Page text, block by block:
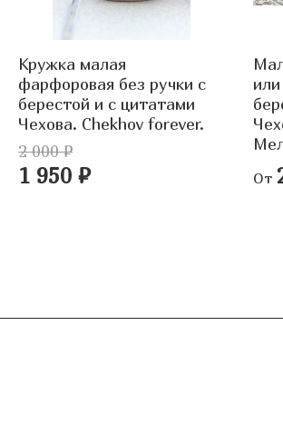
Кружка малая
фарфоровая без ручки c
берестой и с цитатами
Чехова. Chekhov forever.
2 000 ₽
1 950 ₽ От